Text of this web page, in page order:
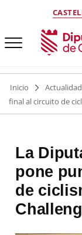
Inicio Actualidad
final al circuito de
La
pone
de